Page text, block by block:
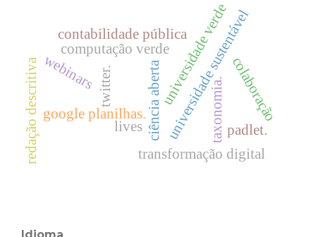
ciência aberta
google planilhas.
transformação digital
computação verdeuniversidade verde
universidade sustentável
taxonomia.colaboração
redação descritiva padlet.
contabilidade pública
twitter.
webinars
lives